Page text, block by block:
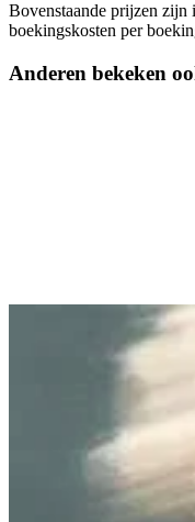
Bovenstaande prijzen zijn
boekingskosten per
Anderen bekeken